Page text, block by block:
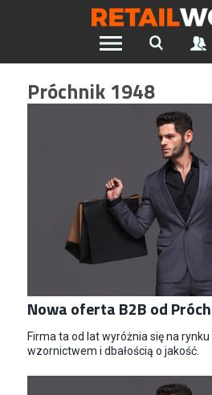
Znajdź pracę w
Chcesz być na bieżąco z najnowszymi
Załóż konto
Próchnik 1948
Nowa oferta B2B od
Firma ta od lat wyróżnia się na
wzornictwem i dbałością o jakość.